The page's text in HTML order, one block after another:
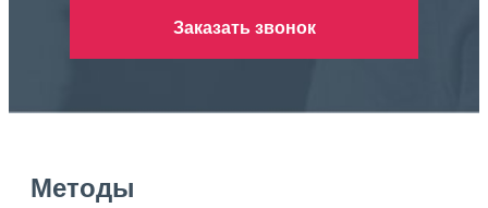
Заказать звонок
Методы